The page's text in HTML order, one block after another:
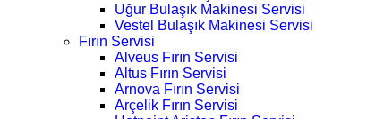
Uğur Bulaşık Makinesi Servisi
Vestel Bulaşık Makinesi Servisi
Fırın Servisi
Alveus Fırın Servisi
Altus Fırın Servisi
Arnova Fırın Servisi
Arçelik Fırın Servisi